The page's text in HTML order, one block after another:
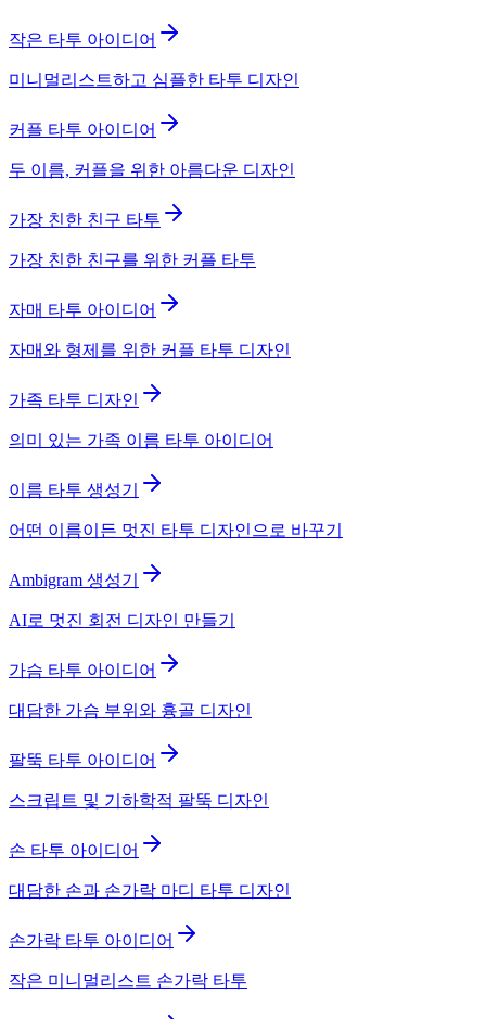
작은 타투 아이디어
미니멀리스트하고 심플한 타투 디자인
커플 타투 아이디어
두 이름, 커플을 위한 아름다운 디자인
가장 친한 친구 타투
가장 친한 친구를 위한 커플 타투
자매 타투 아이디어
자매와 형제를 위한 커플 타투 디자인
가족 타투 디자인
의미 있는 가족 이름 타투 아이디어
이름 타투 생성기
어떤 이름이든 멋진 타투 디자인으로 바꾸기
Ambigram 생성기
AI로 멋진 회전 디자인 만들기
가슴 타투 아이디어
대담한 가슴 부위와 흉골 디자인
팔뚝 타투 아이디어
스크립트 및 기하학적 팔뚝 디자인
손 타투 아이디어
대담한 손과 손가락 마디 타투 디자인
손가락 타투 아이디어
작은 미니멀리스트 손가락 타투